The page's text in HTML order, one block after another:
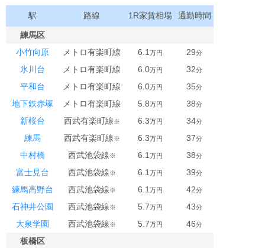
駅 路線 1R家賃相場 通勤時間
練馬区
小竹向原
メトロ有楽町線 6.1 万円 29分
氷川台 メトロ有楽町線 6.0万円 32分
平和台 メトロ有楽町線 6.0万円 35分
地下鉄赤塚 メトロ有楽町線 5.8万円 38分
新桜台 西武有楽町線※ 6.3万円 34分
練馬 西武有楽町線※ 6.3万円 37分
中村橋 西武池袋線※ 6.1 万円 38分
富士見台 西武池袋線※ 6.1 万円 39分
練馬高野台 西武池袋線※ 6.1 万円 42分
石神井公園 西武池袋線※ 5.7万円 43分
大泉学園 西武池袋線※ 5.7万円 46分
板橋区